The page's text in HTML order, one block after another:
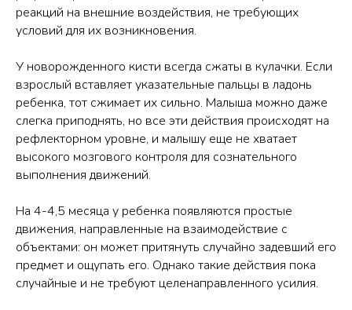
реакций на внешние воздействия, не требующих
условий для их возникновения.
У новорожденного кисти всегда сжаты в кулачки. Если
взрослый вставляет указательные пальцы в ладонь
ребенка, тот сжимает их сильно. Малыша можно даже
слегка приподнять, но все эти действия происходят на
рефлекторном уровне, и малышу еще не хватает
высокого мозгового контроля для сознательного
выполнения движений.
На 4-4,5 месяца у ребенка появляются простые
движения, направленные на взаимодействие с
объектами: он может притянуть случайно задевший его
предмет и ощупать его. Однако такие действия пока
случайные и не требуют целенаправленного усилия.